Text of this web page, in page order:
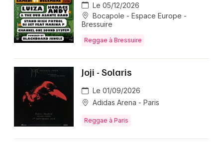
Le 05/12/2026
Bocapole - Espace Europe -
Bressuire
Reggae à Bressuire
Joji - Solaris
Le 01/09/2026
Adidas Arena - Paris
Reggae à Paris